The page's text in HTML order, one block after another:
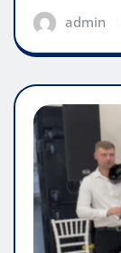
admin